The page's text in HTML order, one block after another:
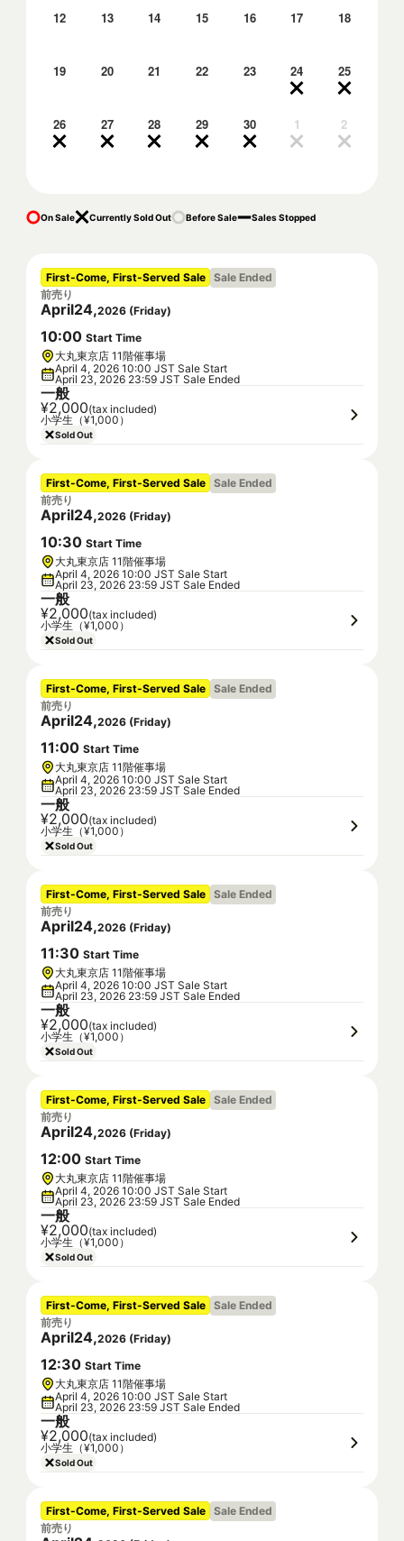
12 13 14 15 16 17 18
19 20 21 22 23 24 25
26 27 28 29 30 1 2
On Sale Currently Sold Out Before Sale Sales Stopped
First-Come, First-Served Sale Sale Ended
前売り
April24,2026 (Friday)
10:00 Start Time
大丸東京店 11階催事場
April 4, 2026 10:00 JST Sale Start
April 23, 2026 23:59 JST Sale Ended
一般
¥2,000(tax included)
小学生（¥1,000）
Sold Out
First-Come, First-Served Sale Sale Ended
前売り
April24,2026 (Friday)
10:30 Start Time
大丸東京店 11階催事場
April 4, 2026 10:00 JST Sale Start
April 23, 2026 23:59 JST Sale Ended
一般
¥2,000(tax included)
小学生（¥1,000）
Sold Out
First-Come, First-Served Sale Sale Ended
前売り
April24,2026 (Friday)
11:00 Start Time
大丸東京店 11階催事場
April 4, 2026 10:00 JST Sale Start
April 23, 2026 23:59 JST Sale Ended
一般
¥2,000(tax included)
小学生（¥1,000）
Sold Out
First-Come, First-Served Sale Sale Ended
前売り
April24,2026 (Friday)
11:30 Start Time
大丸東京店 11階催事場
April 4, 2026 10:00 JST Sale Start
April 23, 2026 23:59 JST Sale Ended
一般
¥2,000(tax included)
小学生（¥1,000）
Sold Out
First-Come, First-Served Sale Sale Ended
前売り
April24,2026 (Friday)
12:00 Start Time
大丸東京店 11階催事場
April 4, 2026 10:00 JST Sale Start
April 23, 2026 23:59 JST Sale Ended
一般
¥2,000(tax included)
小学生（¥1,000）
Sold Out
First-Come, First-Served Sale Sale Ended
前売り
April24,2026 (Friday)
12:30 Start Time
大丸東京店 11階催事場
April 4, 2026 10:00 JST Sale Start
April 23, 2026 23:59 JST Sale Ended
一般
¥2,000(tax included)
小学生（¥1,000）
Sold Out
First-Come, First-Served Sale Sale Ended
前売り